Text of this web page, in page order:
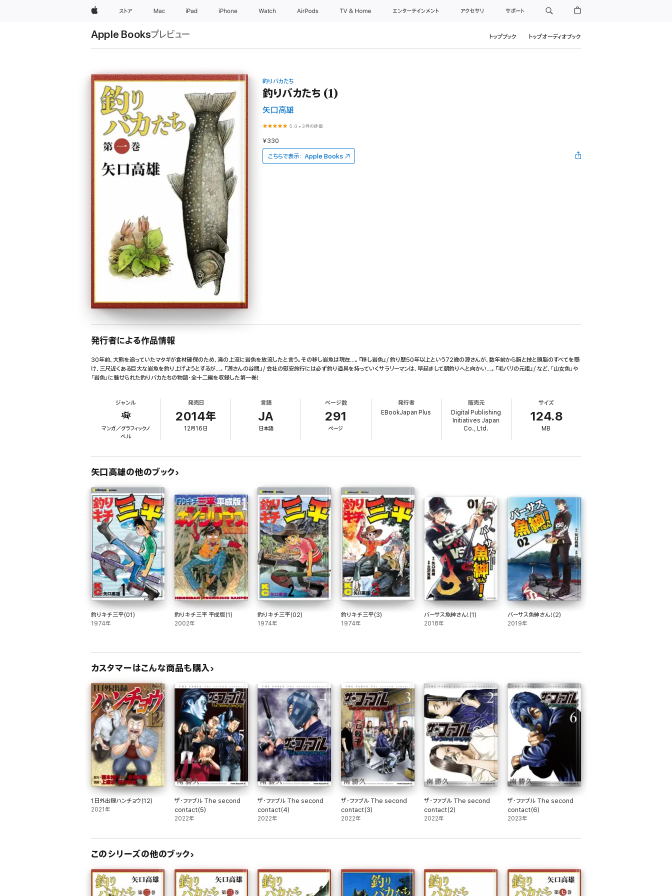
Appleストア Mac iPad iPhone Watch AirPods TV & Home エンターテインメント アクセサリ サポート
Apple Booksプレビュー トップブック トップオーディオブック
釣りバカたち
釣りバカたち (1)
矢口高雄
5.0 •3件の評価
¥330
こちらで表示： Apple Books
発行者による作品情報
30年前、大熊を追っていたマタギが食材確保のため、滝の上流に岩魚を放流したと言う。その移し岩魚は現在…。『移し岩魚』/ 釣り歴50年以上という72歳の源さんが、数年前から腕と技と頭脳のすべてを懸
け、三尺近くある巨大な岩魚を釣り上げようとするが…。『源さんの谷間』/ 会社の慰安旅行には必ず釣り道具を持っていくサラリーマンは、早起きして朝釣りへと向かい…。『毛バリの元祖』/ など、「山女魚」や
「岩魚」に魅せられた釣りバカたちの物語・全十二編を収録した第一巻!
ジャンル
マンガ／グラフィックノ
ベル
発売日
2014年
12月16日
言語
JA
日本語
ページ数
291
ページ
発行者
EBookJapan Plus
販売元
Digital Publishing
Initiatives Japan
Co., Ltd.
サイズ
124.8
MB
矢口高雄の他のブック
釣りキチ三平(01)
1974年
釣りキチ三平 平成版(1)
2002年
釣りキチ三平(02)
1974年
釣りキチ三平(3)
1974年
バーサス魚紳さん!(1)
2018年
バーサス魚紳さん!(2)
2019年
カスタマーはこんな商品も購入
1日外出録ハンチョウ(12)
2021年
ザ・ファブル The second
contact(5)
2022年
ザ・ファブル The second
contact(4)
2022年
ザ・ファブル The second
contact(3)
2022年
ザ・ファブル The second
contact(2)
2022年
ザ・ファブル The second
contact(6)
2023年
このシリーズの他のブック